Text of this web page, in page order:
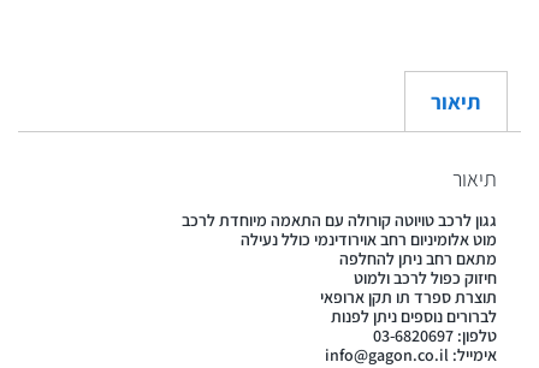
תיאור
תיאור
גגון לרכב טויוטה קורולה עם התאמה מיוחדת לרכב
מוט אלומיניום רחב אוירודינמי כולל נעילה
מתאם רחב ניתן להחלפה
חיזוק כפול לרכב ולמוט
תוצרת ספרד תו תקן ארופאי
לברורים נוספים ניתן לפנות
טלפון: 03-6820697
אימייל: info@gagon.co.il